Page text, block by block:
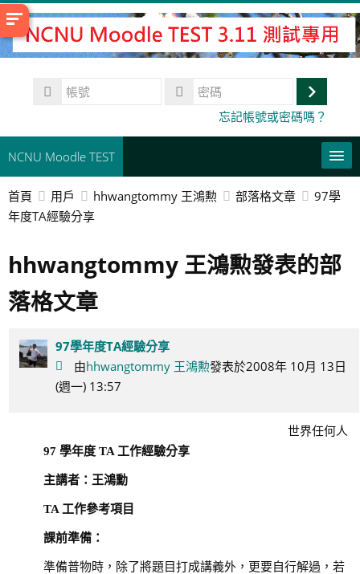
跳
至
主
登
忘記帳號或密碼嗎？
NCNU Moodle TEST
常用連結
搜
首頁 用戶 hhwangtommy 王鴻勲 部落格文章
97學
年度TA經驗分享
hhwangtommy 王鴻勲發表的部
落格文章
97學年度TA經驗分享
由hhwangtommy 王鴻勲發表於2008年 10月 13日
(週一) 13:57
世界任何人
97 學年度 TA 工作經驗分享
主講者：王鴻勳
TA 工作參考項目
課前準備：
準備普物時，除了將題目打成講義外，更要自行解過，若